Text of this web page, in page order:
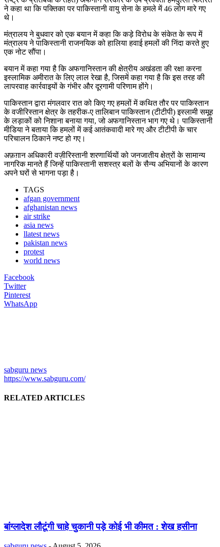
ने कहा था कि पक्तिका पर पाकिस्तानी वायु सेना के हमले में 46 लोग मारे गए
थे।
मंत्रालय ने बुधवार को एक बयान में कहा कि कड़े विरोध के संकेत के रूप में
मंत्रालय ने पाकिस्तानी राजनयिक को हालिया हवाई हमलों की निंदा करते हुए
एक नोट सौंपा।
बयान में कहा गया है कि अफगानिस्तान की क्षेत्रीय अखंडता की रक्षा करना
इस्लामिक अमीरात के लिए लाल रेखा है, जिसमें कहा गया है कि इस तरह की
लापरवाह कार्रवाइयों के गंभीर और दूरगामी परिणाम होंगे।
पाकिस्तान द्वारा मंगलवार रात को किए गए हमलों में कथित तौर पर पाकिस्तान
के वजीरिस्तान क्षेत्र के तहरीक-ए तालिबान पाकिस्तान (टीटीपी) इस्लामी समूह
के लड़ाकों को निशाना बनाया गया, जो अफगानिस्तान भाग गए थे। पाकिस्तानी
मीडिया ने बताया कि हमलों में कई आतंकवादी मारे गए और टीटीपी के चार
परिचालन ठिकाने नष्ट हो गए।
अफ़ग़ान अधिकारी वज़ीरिस्तानी शरणार्थियों को जनजातीय क्षेत्रों के सामान्य
नागरिक मानते हैं जिन्हें पाकिस्तानी सशस्त्र बलों के सैन्य अभियानों के कारण
अपने घरों से भागना पड़ा है।
TAGS
afgan government
afghanistan news
air strike
asia news
llatest news
pakistan news
protest
world news
Facebook
Twitter
Pinterest
WhatsApp
sabguru news
https://www.sabguru.com/
RELATED ARTICLES
बांग्लादेश लौटूंगी चाहे चुकानी पड़े कोई भी कीमत : शेख हसीना